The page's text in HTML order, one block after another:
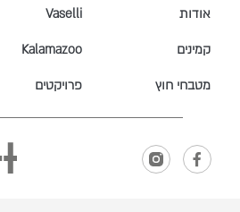
אודות
קמינים
מטבחי חוץ
Vaselli
Kalamazoo
פרויקטים